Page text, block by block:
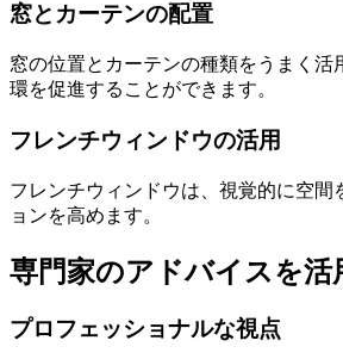
窓とカーテンの配置
窓の位置とカーテンの種類をうまく
環を促進することができます。
フレンチウィンドウの活用
フレンチウィンドウは、視覚的に空
ョンを高めます。
専門家のアドバイスを活
プロフェッショナルな視点